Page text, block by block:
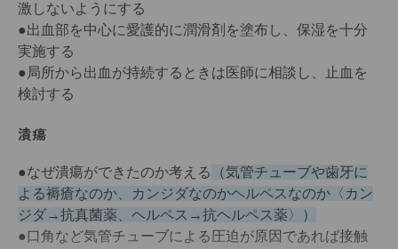
激しないようにする
●出血部を中心に愛護的に潤滑剤を塗布し、保湿を十分
実施する
●局所から出血が持続するときは医師に相談し、止血を
検討する
潰瘍
●なぜ潰瘍ができたのか考える
（気管チューブや歯牙に
よる褥瘡なのか、カンジダなのかヘルペスなのか〈カン
ジダ→抗真菌薬、ヘルペス→抗ヘルペス薬〉）
●口角など気管チューブによる圧迫が原因であれば接触